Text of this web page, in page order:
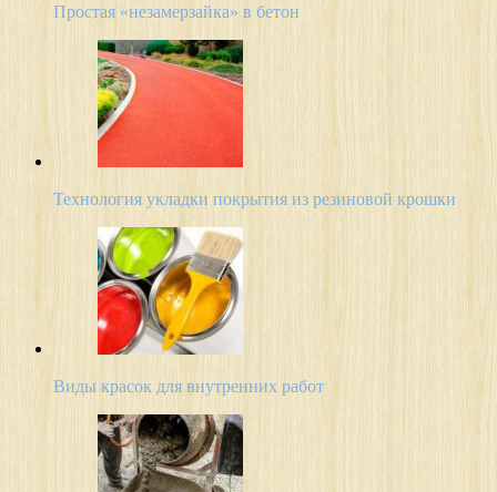
Простая «незамерзайка» в бетон
Технология укладки покрытия из резиновой крошки
Виды красок для внутренних работ